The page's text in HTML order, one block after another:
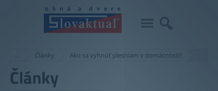
… Články Ako sa vyhnúť plesniam v domácnosti?
Články